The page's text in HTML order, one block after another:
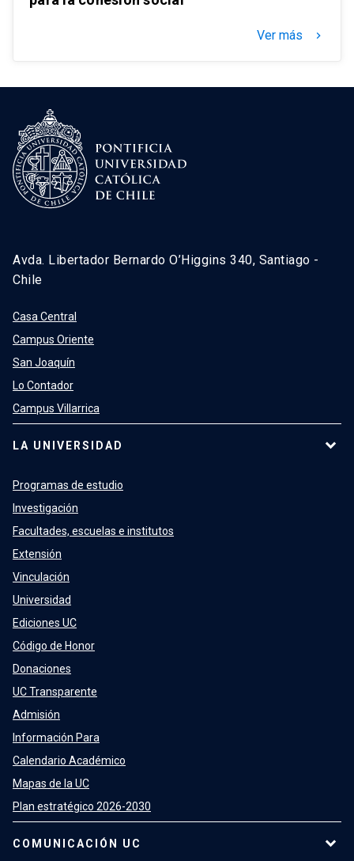
Ver más keyboard_arrow_right
Avda. Libertador Bernardo O’Higgins 340, Santiago -
Chile
Casa Central
Campus Oriente
San Joaquín
Lo Contador
Campus Villarrica
LA UNIVERSIDAD
Programas de estudio
Investigación
Facultades, escuelas e institutos
Extensión
Vinculación
Universidad
Ediciones UC
Código de Honor
Donaciones
UC Transparente
Admisión
Información Para
Calendario Académico
Mapas de la UC
Plan estratégico 2026-2030
COMUNICACIÓN UC